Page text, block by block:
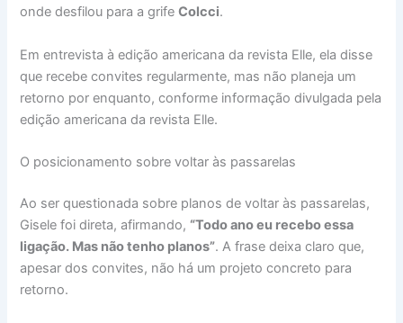
onde desfilou para a grifeColcci.
Em entrevista à edição americana da revista Elle, ela disse
que recebe convites regularmente, mas não planeja um
retorno por enquanto, conforme informação divulgada pela
edição americana da revista Elle.
O posicionamento sobre voltar às passarelas
Ao ser questionada sobre planos de voltar às passarelas,
Gisele foi direta, afirmando, “Todo ano eu recebo essa
ligação. Mas não tenho planos”. A frase deixa claro que,
apesar dos convites, não há um projeto concreto para
retorno.